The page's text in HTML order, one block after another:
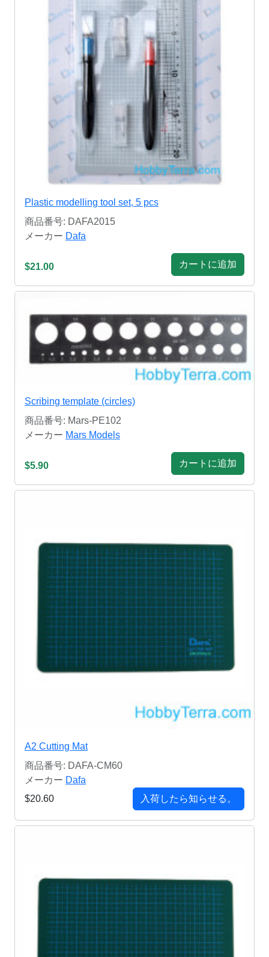
Plastic modelling tool set, 5 pcs
商品番号: DAFA2015
メーカー Dafa
$21.00 カートに追加
Scribing template (circles)
商品番号: Mars-PE102
メーカー Mars Models
$5.90 カートに追加
A2 Cutting Mat
商品番号: DAFA-CM60
メーカー Dafa
$20.60
入荷したら知らせる。